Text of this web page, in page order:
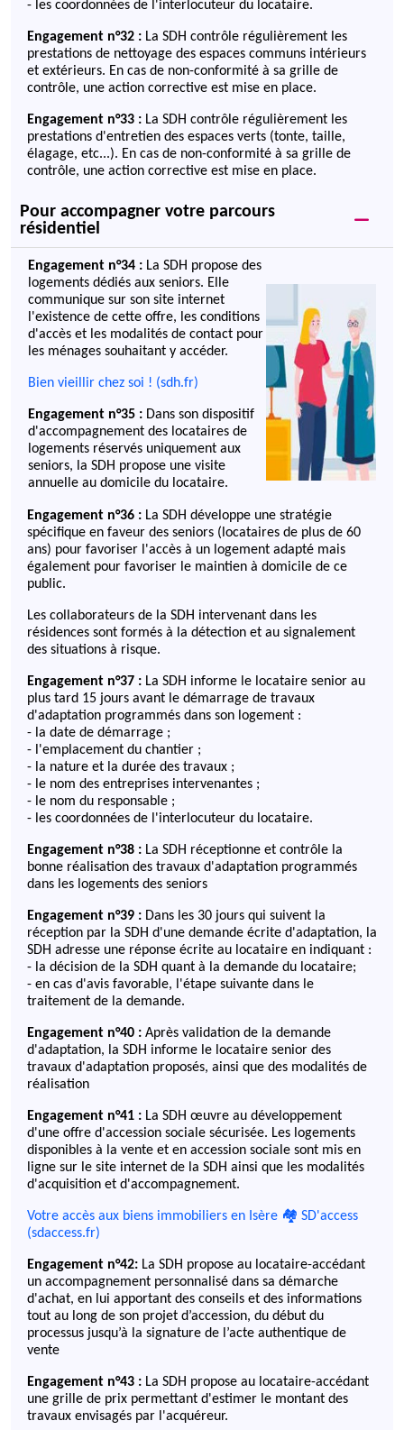
- les coordonnées de l'interlocuteur du locataire.
Engagement n°32 : La SDH contrôle régulièrement les
prestations de nettoyage des espaces communs intérieurs
et extérieurs. En cas de non-conformité à sa grille de
contrôle, une action corrective est mise en place.
Engagement n°33 : La SDH contrôle régulièrement les
prestations d'entretien des espaces verts (tonte, taille,
élagage, etc...). En cas de non-conformité à sa grille de
contrôle, une action corrective est mise en place.
Pour accompagner votre parcours
résidentiel
Engagement n°34 : La SDH propose des
logements dédiés aux seniors. Elle
communique sur son site internet
l'existence de cette offre, les conditions
d'accès et les modalités de contact pour
les ménages souhaitant y accéder.
Bien vieillir chez soi ! (sdh.fr)
Engagement n°35 : Dans son dispositif
d'accompagnement des locataires de
logements réservés uniquement aux
seniors, la SDH propose une visite
annuelle au domicile du locataire.
Engagement n°36 : La SDH développe une stratégie
spécifique en faveur des seniors (locataires de plus de 60
ans) pour favoriser l'accès à un logement adapté mais
également pour favoriser le maintien à domicile de ce
public.
Les collaborateurs de la SDH intervenant dans les
résidences sont formés à la détection et au signalement
des situations à risque.
Engagement n°37 : La SDH informe le locataire senior au
plus tard 15 jours avant le démarrage de travaux
d'adaptation programmés dans son logement :
- la date de démarrage ;
- l'emplacement du chantier ;
- la nature et la durée des travaux ;
- le nom des entreprises intervenantes ;
- le nom du responsable ;
- les coordonnées de l'interlocuteur du locataire.
Engagement n°38 : La SDH réceptionne et contrôle la
bonne réalisation des travaux d'adaptation programmés
dans les logements des seniors
Engagement n°39 : Dans les 30 jours qui suivent la
réception par la SDH d'une demande écrite d'adaptation, la
SDH adresse une réponse écrite au locataire en indiquant :
- la décision de la SDH quant à la demande du locataire;
- en cas d'avis favorable, l'étape suivante dans le
traitement de la demande.
Engagement n°40 : Après validation de la demande
d'adaptation, la SDH informe le locataire senior des
travaux d'adaptation proposés, ainsi que des modalités de
réalisation
Engagement n°41 : La SDH œuvre au développement
d'une offre d'accession sociale sécurisée. Les logements
disponibles à la vente et en accession sociale sont mis en
ligne sur le site internet de la SDH ainsi que les modalités
d'acquisition et d'accompagnement.
Votre accès aux biens immobiliers en Isère 🏘 SD'access
(sdaccess.fr)
Engagement n°42: La SDH propose au locataire-accédant
un accompagnement personnalisé dans sa démarche
d'achat, en lui apportant des conseils et des informations
tout au long de son projet d’accession, du début du
processus jusqu’à la signature de l’acte authentique de
vente
Engagement n°43 : La SDH propose au locataire-accédant
une grille de prix permettant d'estimer le montant des
travaux envisagés par l'acquéreur.